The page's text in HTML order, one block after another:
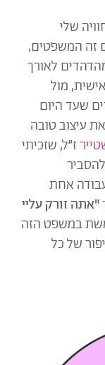
שלי
זה המשפטים,
לאורך
מול
שעד היום
עיצוב טובה
ז״ל, שזכיתי
אחת
"אתה זורק עליי
במשפט הזה
של כל